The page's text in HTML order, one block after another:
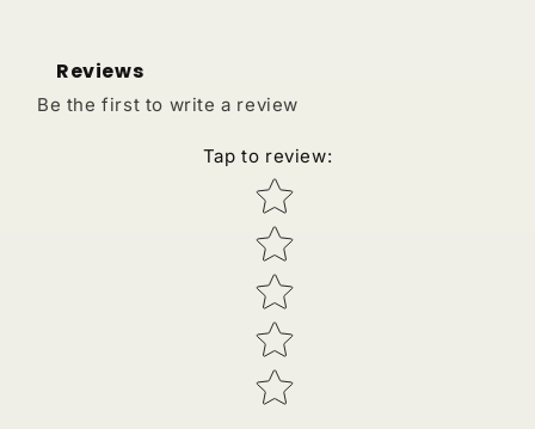
Reviews
Be the first to write a review
Tap to review:
Star rating